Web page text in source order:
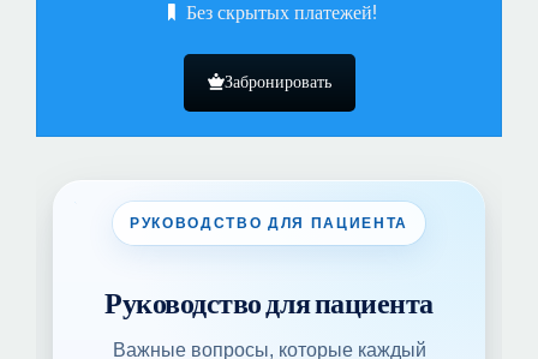
Без скрытых платежей!
Забронировать
РУКОВОДСТВО ДЛЯ ПАЦИЕНТА
Руководство для пациента
Важные вопросы, которые каждый